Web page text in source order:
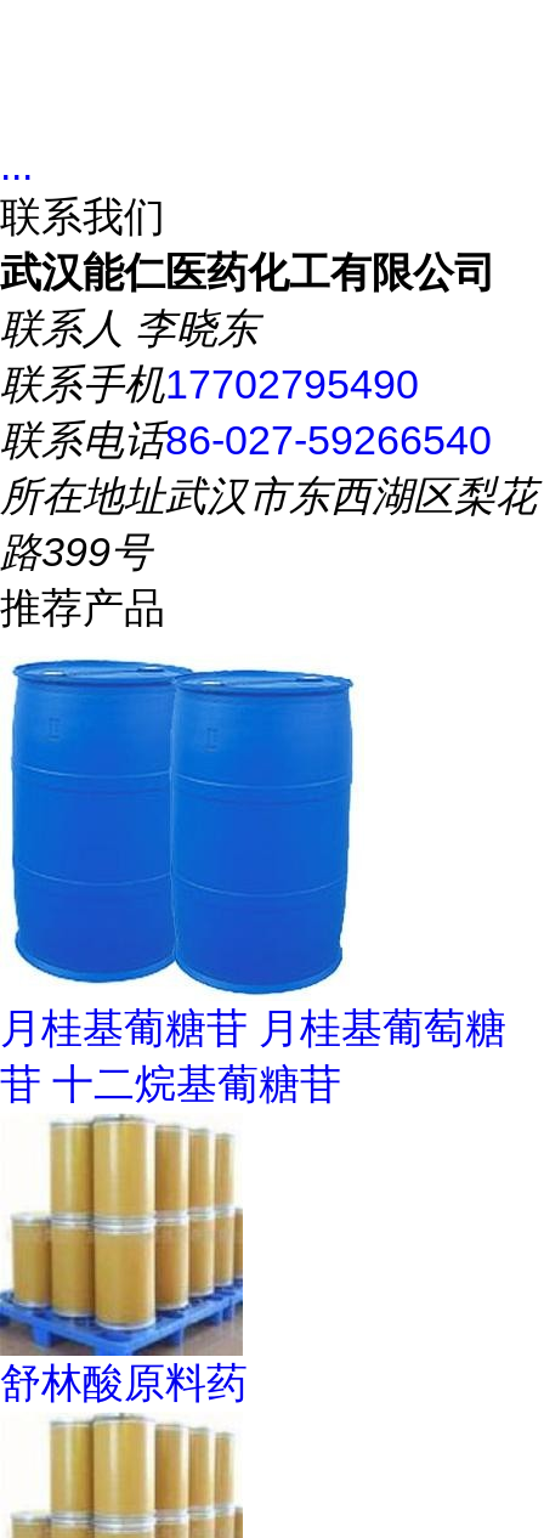
...
联系我们
武汉能仁医药化工有限公司
联系人 李晓东
联系手机17702795490
联系电话86-027-59266540
所在地址武汉市东西湖区梨花
路399号
推荐产品
月桂基葡糖苷 月桂基葡萄糖
苷 十二烷基葡糖苷
舒林酸原料药